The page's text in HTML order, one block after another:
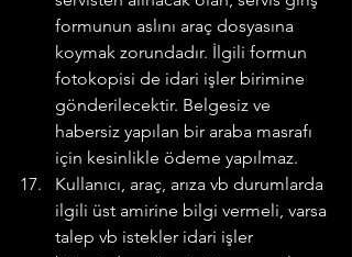
formunun aslını araç dosyasına
koymak zorundadır. İlgili formun
fotokopisi de idari işler birimine
gönderilecektir. Belgesiz ve
habersiz yapılan bir araba masrafı
için kesinlikle ödeme yapılmaz.
Kullanıcı, araç, arıza vb durumlarda
ilgili üst amirine bilgi vermeli, varsa
talep vb istekler idari işler